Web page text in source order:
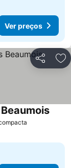
Ver preços
Partilhar
Ver